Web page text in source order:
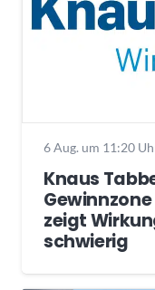
6 Aug. um 11:20
Knaus
zeigt
schwierig